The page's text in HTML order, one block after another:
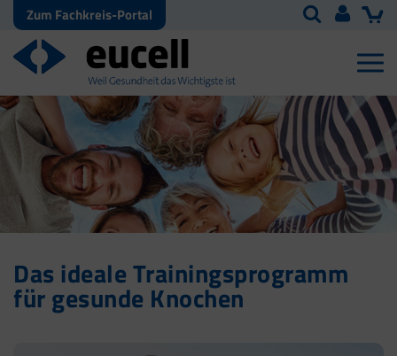
Zum Fachkreis-Portal
Das ideale Trainingsprogramm
für gesunde Knochen